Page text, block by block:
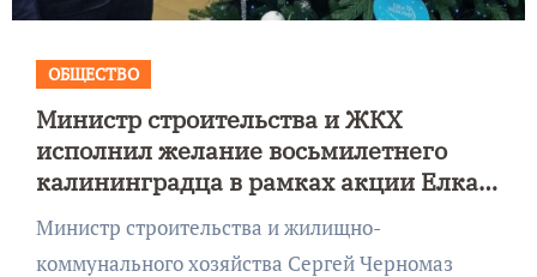
ОБЩЕСТВО
Министр строительства и ЖКХ
исполнил желание восьмилетнего
калининградца в рамках акции Елка
желаний
Министр строительства и жилищно-
коммунального хозяйства Сергей Черномаз